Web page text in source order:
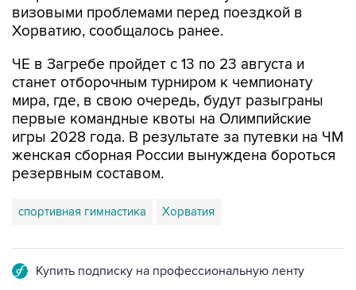
визовыми проблемами перед поездкой в
Хорватию, сообщалось ранее.
ЧЕ в Загребе пройдет с 13 по 23 августа и
станет отборочным турниром к чемпионату
мира, где, в свою очередь, будут разыграны
первые командные квоты на Олимпийские
игры 2028 года. В результате за путевки на ЧМ
женская сборная России вынуждена бороться
резервным составом.
спортивная гимнастика Хорватия
Купить подписку на профессиональную ленту